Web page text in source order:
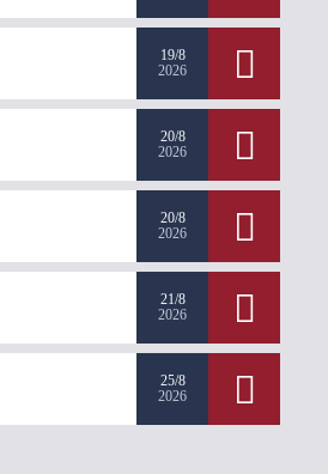
19/8
2026
20/8
2026
20/8
2026
21/8
2026
25/8
2026